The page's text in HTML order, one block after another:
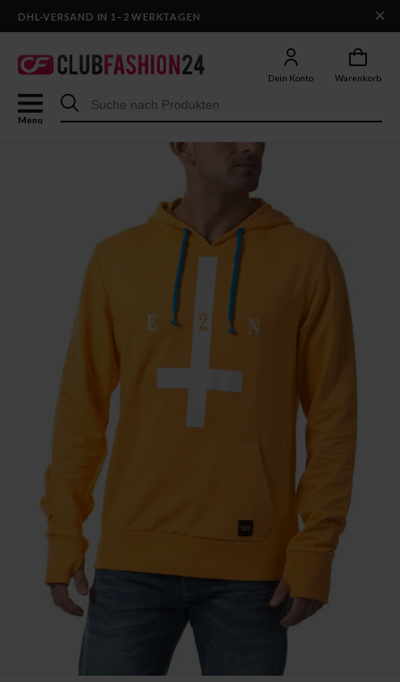
Dein Konto Warenkorb
Menu
DHL-VERSAND IN 1–2 WERKTAGEN ×